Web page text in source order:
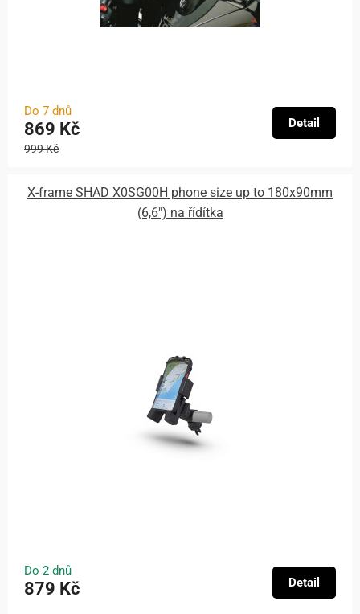
Do 7 dnů
869 Kč
999 Kč
Detail
X-frame SHAD X0SG00H phone size up to 180x90mm
(6,6") na řídítka
Do 2 dnů
879 Kč Detail